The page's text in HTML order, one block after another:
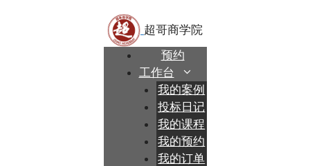
预约
工作台
我的案例
投标日记
我的课程
我的预约
我的订单